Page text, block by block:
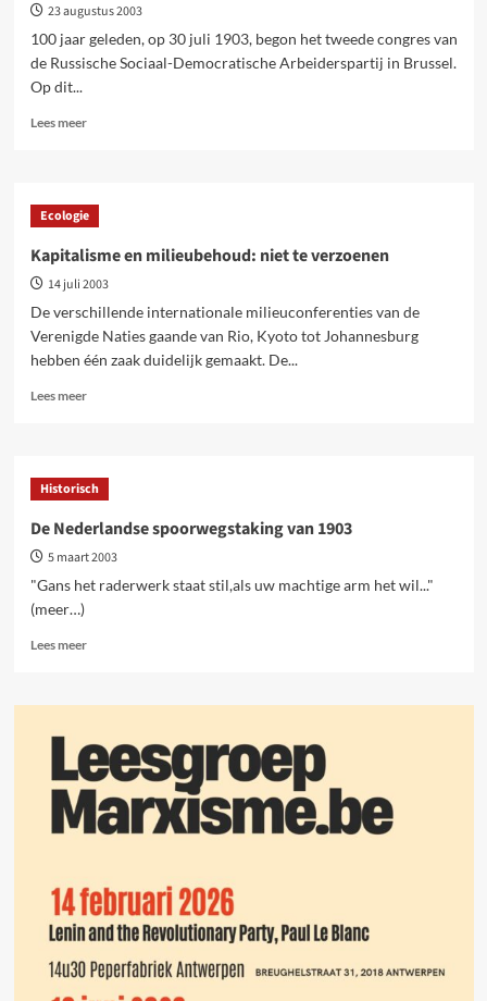
23 augustus 2003
100 jaar geleden, op 30 juli 1903, begon het tweede congres van
de Russische Sociaal-Democratische Arbeiderspartij in Brussel.
Op dit...
Lees meerLees
jaar
geleden:
splitsing
tussen
Bolsjewieken
Mensjewieken
Ecologie
Kapitalisme en milieubehoud: niet te verzoenen
14 juli 2003
De verschillende internationale milieuconferenties van de
Verenigde Naties gaande van Rio, Kyoto tot Johannesburg
hebben één zaak duidelijk gemaakt. De...
Lees meerLees
en
milieubehoud:
te
verzoenen
Historisch
De Nederlandse spoorwegstaking van 1903
5 maart 2003
"Gans het raderwerk staat stil,als uw machtige arm het wil..."
(meer…)
Lees meerLees
De
spoorwegstaking
van
1903